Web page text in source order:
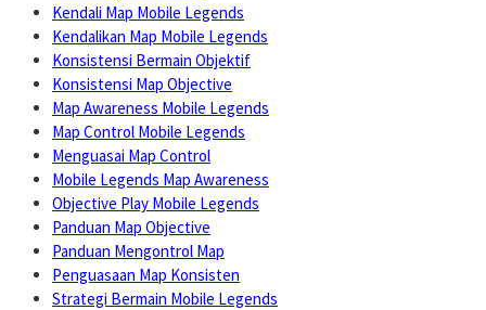
Kendali Map Mobile Legends
Kendalikan Map Mobile Legends
Konsistensi Bermain Objektif
Konsistensi Map Objective
Map Awareness Mobile Legends
Map Control Mobile Legends
Menguasai Map Control
Mobile Legends Map Awareness
Objective Play Mobile Legends
Panduan Map Objective
Panduan Mengontrol Map
Penguasaan Map Konsisten
Strategi Bermain Mobile Legends